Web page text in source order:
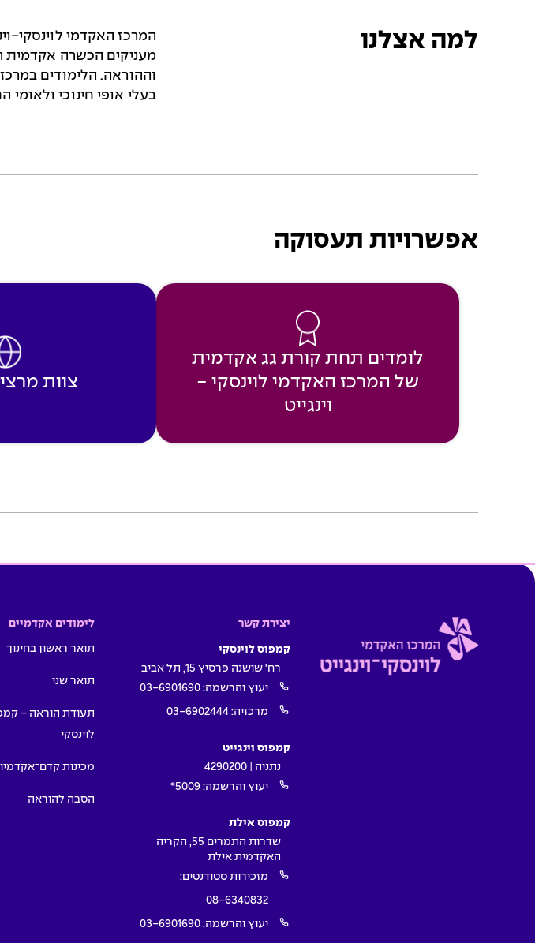
למה אצלנו
המרכז האקדמי לוינסקי-
מעניקים הכשרה אקדמית
וההוראה. הלימודים
בעלי אופי חינוכי
אפשרויות תעסוקה
לומדים תחת קורת גג אקדמית
של המרכז האקדמי לוינסקי -
וינגייט
צוות
יצירת קשר
קמפוס לוינסקי
רח' שושנה פרסיץ 15, תל אביב
יעוץ והרשמה: 03-6901690
מרכזיה: 03-6902444
קמפוס וינגייט
נתניה | 4290200
יעוץ והרשמה: 5009*
קמפוס אילת
שדרות התמרים 55, הקריה
האקדמית אילת
מזכירות סטודנטים:
08-6340832
יעוץ והרשמה: 03-6901690
לימודים אקדמיים
תואר ראשון בחינוך
תואר שני
תעודת הוראה –
לוינסקי
מכינות
הסבה להוראה